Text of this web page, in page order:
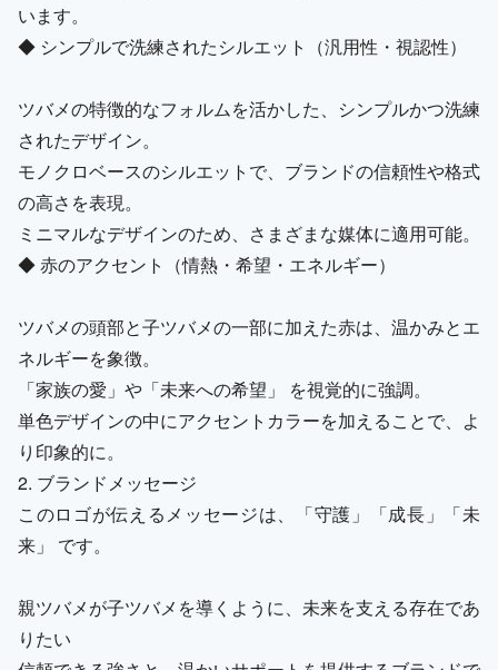
います。
◆ シンプルで洗練されたシルエット（汎用性・視認性）
ツバメの特徴的なフォルムを活かした、シンプルかつ洗練
されたデザイン。
モノクロベースのシルエットで、ブランドの信頼性や格式
の高さを表現。
ミニマルなデザインのため、さまざまな媒体に適用可能。
◆ 赤のアクセント（情熱・希望・エネルギー）
ツバメの頭部と子ツバメの一部に加えた赤は、温かみとエ
ネルギーを象徴。
「家族の愛」や「未来への希望」 を視覚的に強調。
単色デザインの中にアクセントカラーを加えることで、よ
り印象的に。
2. ブランドメッセージ
このロゴが伝えるメッセージは、「守護」「成長」「未
来」 です。
親ツバメが子ツバメを導くように、未来を支える存在であ
りたい